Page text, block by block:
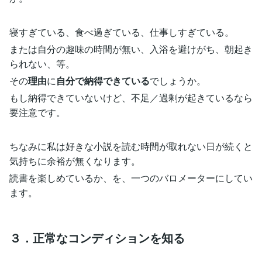
寝すぎている、食べ過ぎている、仕事しすぎている。
または自分の趣味の時間が無い、入浴を避けがち、朝起き
られない、等。
その理由に自分で納得できているでしょうか。
もし納得できていないけど、不足／過剰が起きているなら
要注意です。
ちなみに私は好きな小説を読む時間が取れない日が続くと
気持ちに余裕が無くなります。
読書を楽しめているか、を、一つのバロメーターにしてい
ます。
３．正常なコンディションを知る